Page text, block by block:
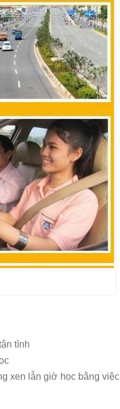
tình
xen lẫn giờ học bằng việc